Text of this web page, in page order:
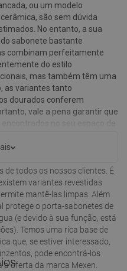
ou um modelo
são sem dúvida
No entanto, a sua
sabonete bastante
combinam perfeitamente
do estilo
mas também têm uma
as variantes tanto
dourados conferem
vale a pena garantir que
no seu espaço de
todos os nossos clientes. É
variantes revestidas
mantê-las limpas. Além
protege o porta-sabonetes de
(e devido à sua função, está
Temos uma rica base de
que, se estiver interessado,
pode encontrá-los
a oferta da marca Mexen.